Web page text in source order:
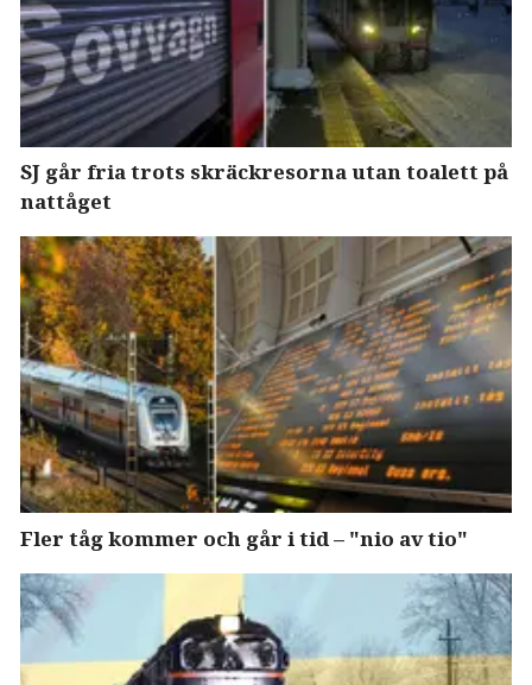
SJ går fria trots skräckresorna utan toalett på
nattåget
Fler tåg kommer och går i tid – "nio av tio"